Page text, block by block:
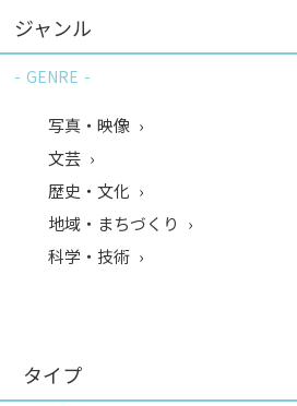
ジャンル
GENRE
写真・映像
文芸
歴史・文化
地域・まちづくり
科学・技術
タイプ